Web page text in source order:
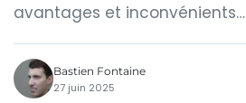
avantages et inconvénients…
Bastien Fontaine
27 juin 2025